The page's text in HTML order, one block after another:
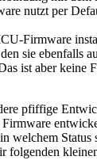
nutzt per
Firmware
sie ebenfalls
ist aber keine
pfiffige
welchem Status
folgenden